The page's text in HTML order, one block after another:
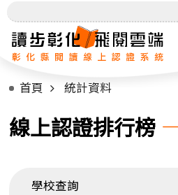
首頁 統計資料
線上認證排行榜
學校查詢